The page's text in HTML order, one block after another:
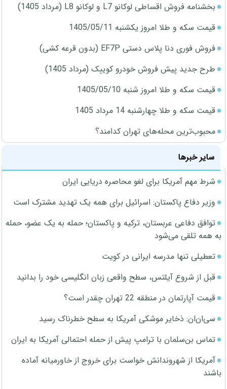
بخشنامه فروش اقساطی لوکانو L7 و لوکانو L8 (مرداد 1405)
قیمت سکه و طلا امروز یکشنبه 1405/05/11
فروش فوری دنا پلاس دستی EF7P (بدون قرعه کشی)
طرح جدید پیش فروش خودرو کوییک (مرداد 1405)
قیمت سکه و طلا امروز شنبه 1405/05/10
قیمت سکه و طلا چهارشنبه 14 مرداد 1405
محبوب‌ترین محله‌های تهران کدامند؟
سایر خبرها
شرط مهم آمریکا برای لغو محاصره دریایی ایران
وزیر دفاع پاکستان: اسرائیل برای همه یک تهدید مشترک است
توافق دفاعی عربستان، ترکیه و پاکستان؛ حمله به یک عضو، حمله
به همه تلقی می‌شود
تعطیلی تنها مدرسه ایرانی در کویت
قبل از شروع آیلتس، سطح واقعی زبان انگلیسی خود را بدانید
قیمت آپارتمان در منطقه 22 تهران چقدر است؟
سی‌ان‌ان: ذخایر موشکی آمریکا به سطح خطرناک رسید
تماس بن‌سلمان با ترامپ پیش از حمله احتمالی آمریکا به ایران
آمریکا از شهروندانش خواست برای خروج از خاورمیانه آماده
باشند